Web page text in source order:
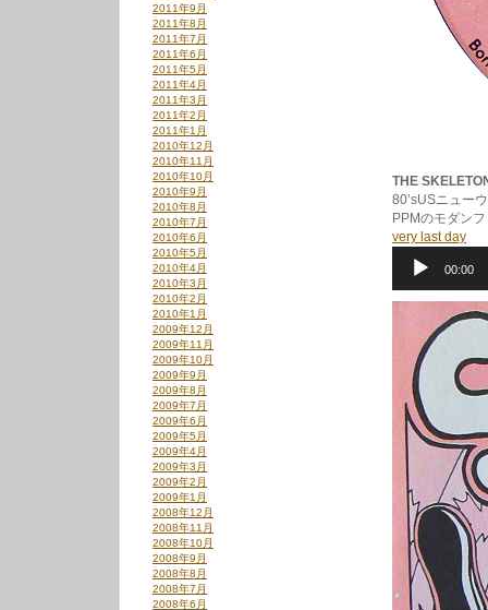
THE
80’sUSニュー
PPMのモダン
very last day
レ
ー
ヤ
00:00
2011年9月
2011年8月
2011年7月
2011年6月
2011年5月
2011年4月
2011年3月
2011年2月
2011年1月
2010年12月
2010年11月
2010年10月
2010年9月
2010年8月
2010年7月
2010年6月
2010年5月
2010年4月
2010年3月
2010年2月
2010年1月
2009年12月
2009年11月
2009年10月
2009年9月
2009年8月
2009年7月
2009年6月
2009年5月
2009年4月
2009年3月
2009年2月
2009年1月
2008年12月
2008年11月
2008年10月
2008年9月
2008年8月
2008年7月
2008年6月